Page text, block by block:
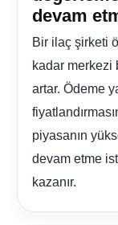
devam
Bir ilaç şirketi
kadar merkezi
artar. Ödeme
piyasanın
devam etme
kazanır.